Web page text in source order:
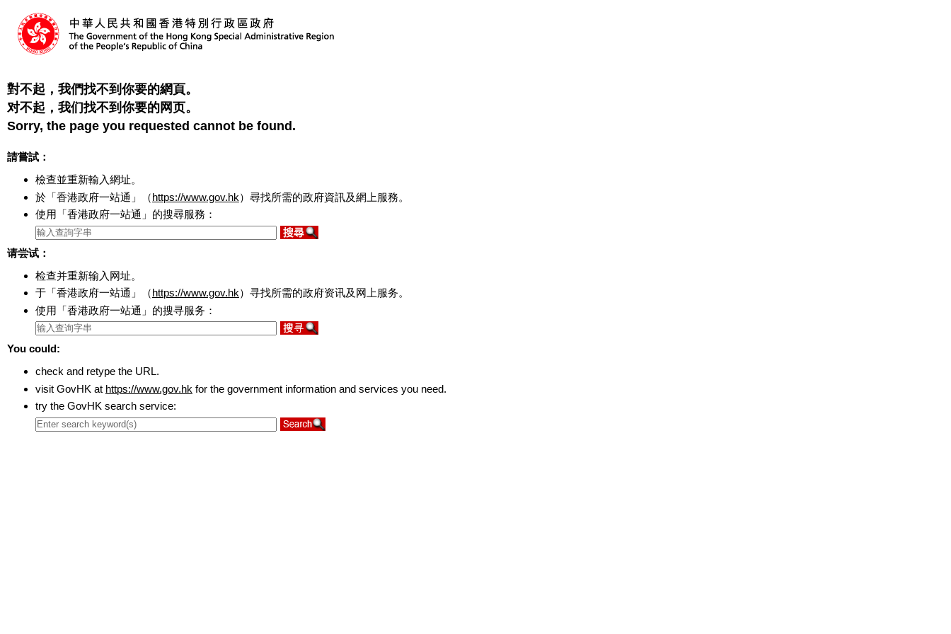
對不起，我們找不到你要的網頁。
对不起，我们找不到你要的网页。
Sorry, the page you requested cannot be found.
請嘗試：
檢查並重新輸入網址。
於「香港政府一站通」（https://www.gov.hk）尋找所需的政府資訊及網上服務。
使用「香港政府一站通」的搜尋服務：
请尝试：
检查并重新输入网址。
于「香港政府一站通」（https://www.gov.hk）寻找所需的政府资讯及网上服务。
使用「香港政府一站通」的搜寻服务：
You could:
check and retype the URL.
visit GovHK at https://www.gov.hk for the government information and services you need.
try the GovHK search service: